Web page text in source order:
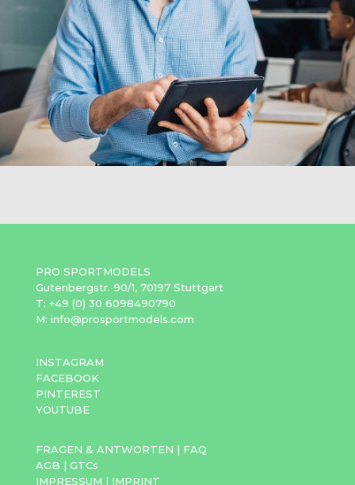
PRO SPORTMODELS
Gutenbergstr. 90/1, 70197 Stuttgart
T: +49 (0) 30 6098490790
M: info@prosportmodels.com
INSTAGRAM
FACEBOOK
PINTEREST
YOUTUBE
FRAGEN & ANTWORTEN | FAQ
AGB | GTCs
IMPRESSUM | IMPRINT